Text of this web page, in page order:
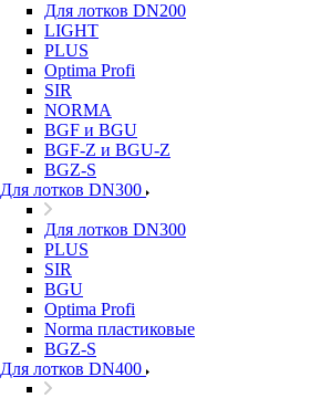
Для лотков DN200
LIGHT
PLUS
Optima Profi
SIR
NORMA
BGF и BGU
BGF-Z и BGU-Z
BGZ-S
Для лотков DN300
Для лотков DN300
PLUS
SIR
BGU
Optima Profi
Norma пластиковые
BGZ-S
Для лотков DN400